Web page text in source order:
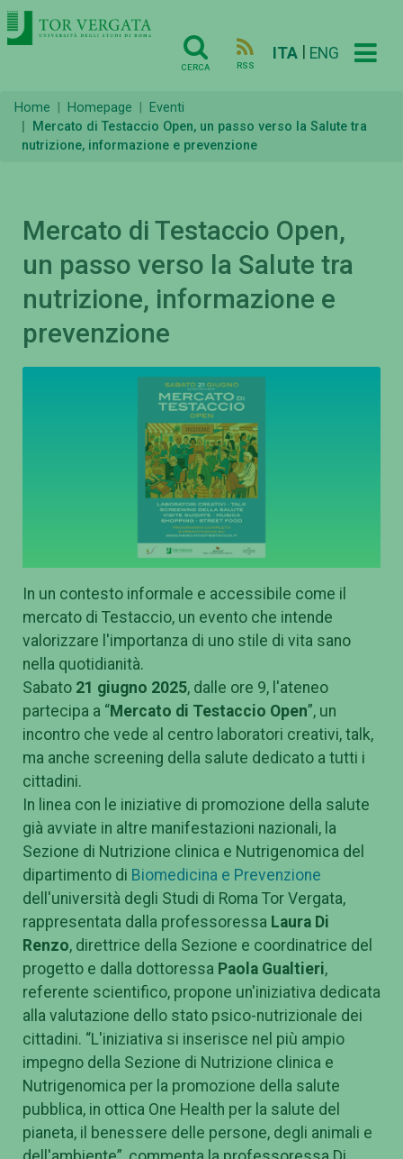
CERCA RSS
ITA ENG
Home Homepage
Eventi
Mercato di Testaccio Open, un passo verso la Salute tra
nutrizione, informazione e prevenzione
Mercato di Testaccio Open,
un passo verso la Salute tra
nutrizione, informazione e
prevenzione
In un contesto informale e accessibile come il
mercato di Testaccio, un evento che intende
valorizzare l'importanza di uno stile di vita sano
nella quotidianità.
Sabato 21 giugno 2025, dalle ore 9, l'ateneo
partecipa a “Mercato di Testaccio Open”, un
incontro che vede al centro laboratori creativi, talk,
ma anche screening della salute dedicato a tutti i
cittadini.
In linea con le iniziative di promozione della salute
già avviate in altre manifestazioni nazionali, la
Sezione di Nutrizione clinica e Nutrigenomica del
dipartimento di Biomedicina e Prevenzione
dell'università degli Studi di Roma Tor Vergata,
rappresentata dalla professoressa Laura Di
Renzo, direttrice della Sezione e coordinatrice del
progetto e dalla dottoressa Paola Gualtieri,
referente scientifico, propone un'iniziativa dedicata
alla valutazione dello stato psico-nutrizionale dei
cittadini. “L'iniziativa si inserisce nel più ampio
impegno della Sezione di Nutrizione clinica e
Nutrigenomica per la promozione della salute
pubblica, in ottica One Health per la salute del
pianeta, il benessere delle persone, degli animali e